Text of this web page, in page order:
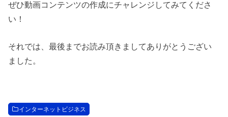
ぜひ動画コンテンツの作成にチャレンジしてみてくださ
い！
それでは、最後までお読み頂きましてありがとうござい
ました。
インターネットビジネス